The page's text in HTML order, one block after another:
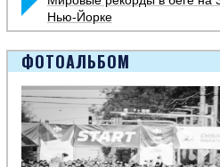
Нью-Йорке
ФОТОАЛЬБОМ